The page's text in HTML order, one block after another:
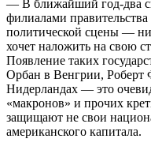
— В ближайший год-два
филиалами
политической сцены —
хочет наложить на свою
Появление таких
Орбан в Венгрии, Роберт
Нидерландах — это
«макронов» и прочих
защищают не свои
американского капитала.